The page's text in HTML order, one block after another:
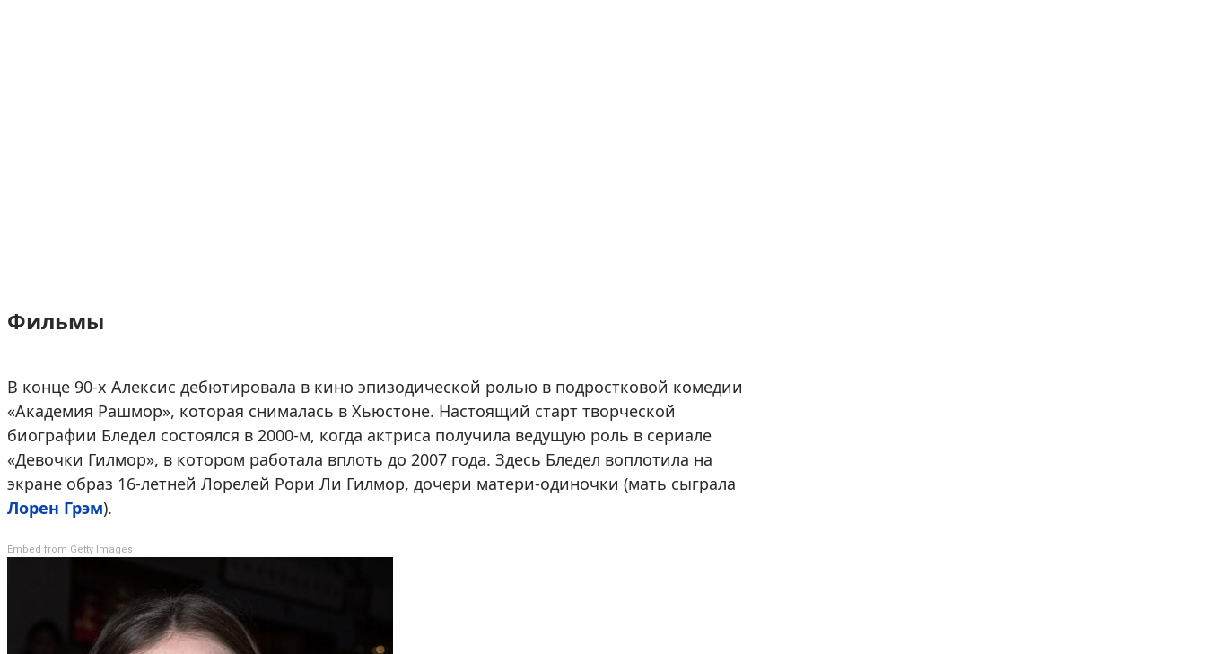
Фильмы
В конце 90-х Алексис дебютировала в кино эпизодической ролью в подростковой комедии
«Академия Рашмор», которая снималась в Хьюстоне. Настоящий старт творческой
биографии Бледел состоялся в 2000-м, когда актриса получила ведущую роль в сериале
«Девочки Гилмор», в котором работала вплоть до 2007 года. Здесь Бледел воплотила на
экране образ 16-летней Лорелей Рори Ли Гилмор, дочери матери-одиночки (мать сыграла
Лорен Грэм).
Embed from Getty Images